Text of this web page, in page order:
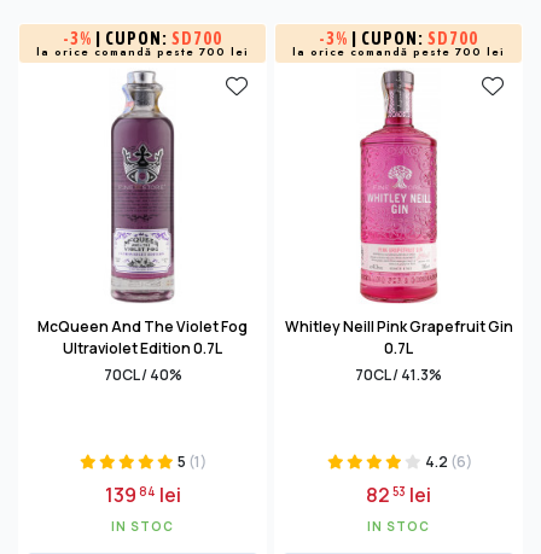
-3% | CUPON: SD700
la orice comandă peste 700 lei
McQueen And The Violet Fog
Ultraviolet Edition 0.7L
70CL / 40%
5 (1)
13984 lei
IN STOC
-3% | CUPON: SD700
la orice comandă peste 700 lei
Whitley Neill Pink Grapefruit Gin
0.7L
70CL / 41.3%
4.2 (6)
8253 lei
IN STOC